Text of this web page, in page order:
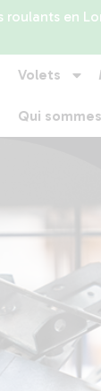
en
Volets
Qui